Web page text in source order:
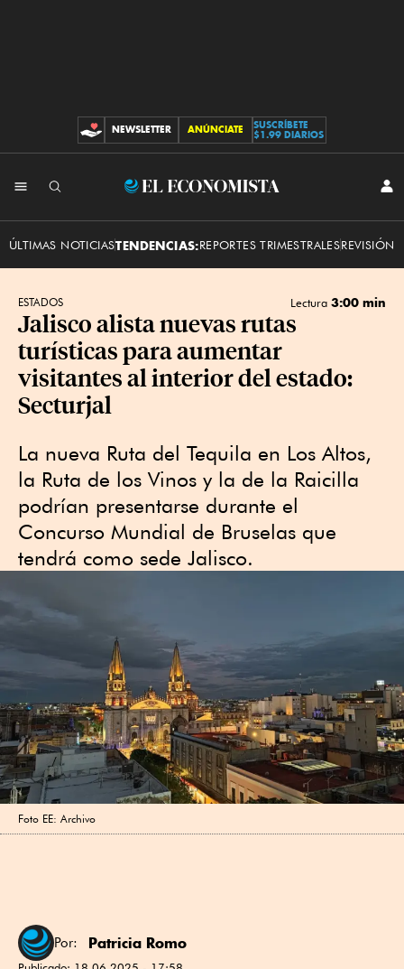
CONTRIBUCIONES
NEWSLETTER ANÚNCIATE
SUSCRÍBETE
$1.99 DIARIOS
El
ÚLTIMAS NOTICIASTENDENCIAS:REPORTES TRIMESTRALESREVISIÓN
ESTADOS Lectura 3:00 min
Jalisco alista nuevas rutas
turísticas para aumentar
visitantes al interior del estado:
Secturjal
La nueva Ruta del Tequila en Los Altos,
la Ruta de los Vinos y la de la Raicilla
podrían presentarse durante el
Concurso Mundial de Bruselas que
tendrá como sede Jalisco.
Foto EE: Archivo
Por: Patricia Romo